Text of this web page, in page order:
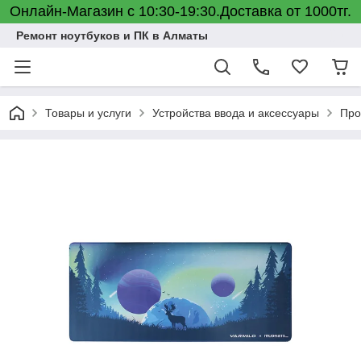
Онлайн-Магазин с 10:30-19:30.Доставка от 1000тг.
Ремонт ноутбуков и ПК в Алматы
Товары и услуги Устройства ввода и аксессуары